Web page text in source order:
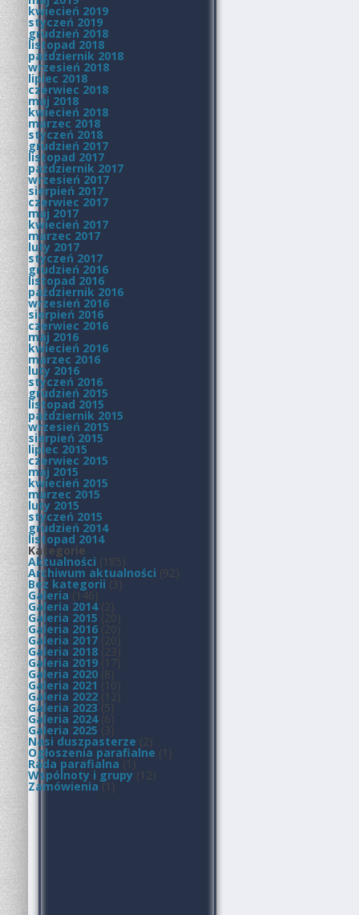
kwiecień 2019
styczeń 2019
grudzień 2018
listopad 2018
październik 2018
wrzesień 2018
lipiec 2018
czerwiec 2018
maj 2018
kwiecień 2018
marzec 2018
styczeń 2018
grudzień 2017
listopad 2017
październik 2017
wrzesień 2017
sierpień 2017
czerwiec 2017
maj 2017
kwiecień 2017
marzec 2017
luty 2017
styczeń 2017
grudzień 2016
listopad 2016
październik 2016
wrzesień 2016
sierpień 2016
czerwiec 2016
maj 2016
kwiecień 2016
marzec 2016
luty 2016
styczeń 2016
grudzień 2015
listopad 2015
październik 2015
wrzesień 2015
sierpień 2015
lipiec 2015
czerwiec 2015
maj 2015
kwiecień 2015
marzec 2015
luty 2015
styczeń 2015
grudzień 2014
listopad 2014
Kategorie
Aktualności (185)
Archiwum aktualności (92)
Bez kategorii (3)
Galeria (146)
Galeria 2014(2)
Galeria 2015 (20)
Galeria 2016 (20)
Galeria 2017 (20)
Galeria 2018 (23)
Galeria 2019 (17)
Galeria 2020 (8)
Galeria 2021 (10)
Galeria 2022 (12)
Galeria 2023 (5)
Galeria 2024(6)
Galeria 2025 (3)
Nasi duszpasterze (2)
Ogłoszenia parafialne (1)
Rada parafialna (1)
Wspólnoty i grupy(12)
Zamówienia (1)